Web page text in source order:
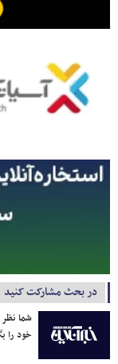
در بحث مشارکت کنید
شما نظر
خود را